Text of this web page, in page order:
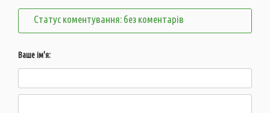
Статус коментування: без коментарів
Ваше ім'я: